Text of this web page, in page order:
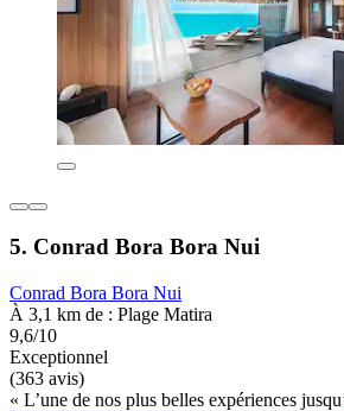
5. Conrad Bora Bora Nui
Conrad Bora Bora Nui
À 3,1 km de : Plage Matira
9,6/10
Exceptionnel
(363 avis)
« L’une de nos plus belles expériences